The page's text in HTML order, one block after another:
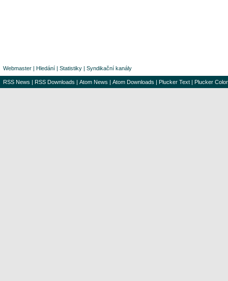
Webmaster | Hledání | Statistiky | Syndikační kanály
RSS News | RSS Downloads | Atom News | Atom Downloads | Plucker Text | Plucker Color